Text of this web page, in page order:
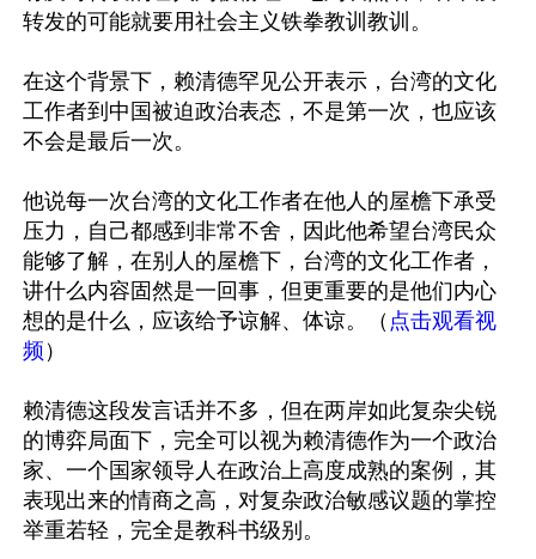
转发的可能就要用社会主义铁拳教训教训。
在这个背景下，赖清德罕见公开表示，台湾的文化
工作者到中国被迫政治表态，不是第一次，也应该
不会是最后一次。
他说每一次台湾的文化工作者在他人的屋檐下承受
压力，自己都感到非常不舍，因此他希望台湾民众
能够了解，在别人的屋檐下，台湾的文化工作者，
讲什么内容固然是一回事，但更重要的是他们内心
想的是什么，应该给予谅解、体谅。（ 点击观看视
频 ）
赖清德这段发言话并不多，但在两岸如此复杂尖锐
的博弈局面下，完全可以视为赖清德作为一个政治
家、一个国家领导人在政治上高度成熟的案例，其
表现出来的情商之高，对复杂政治敏感议题的掌控
举重若轻，完全是教科书级别。